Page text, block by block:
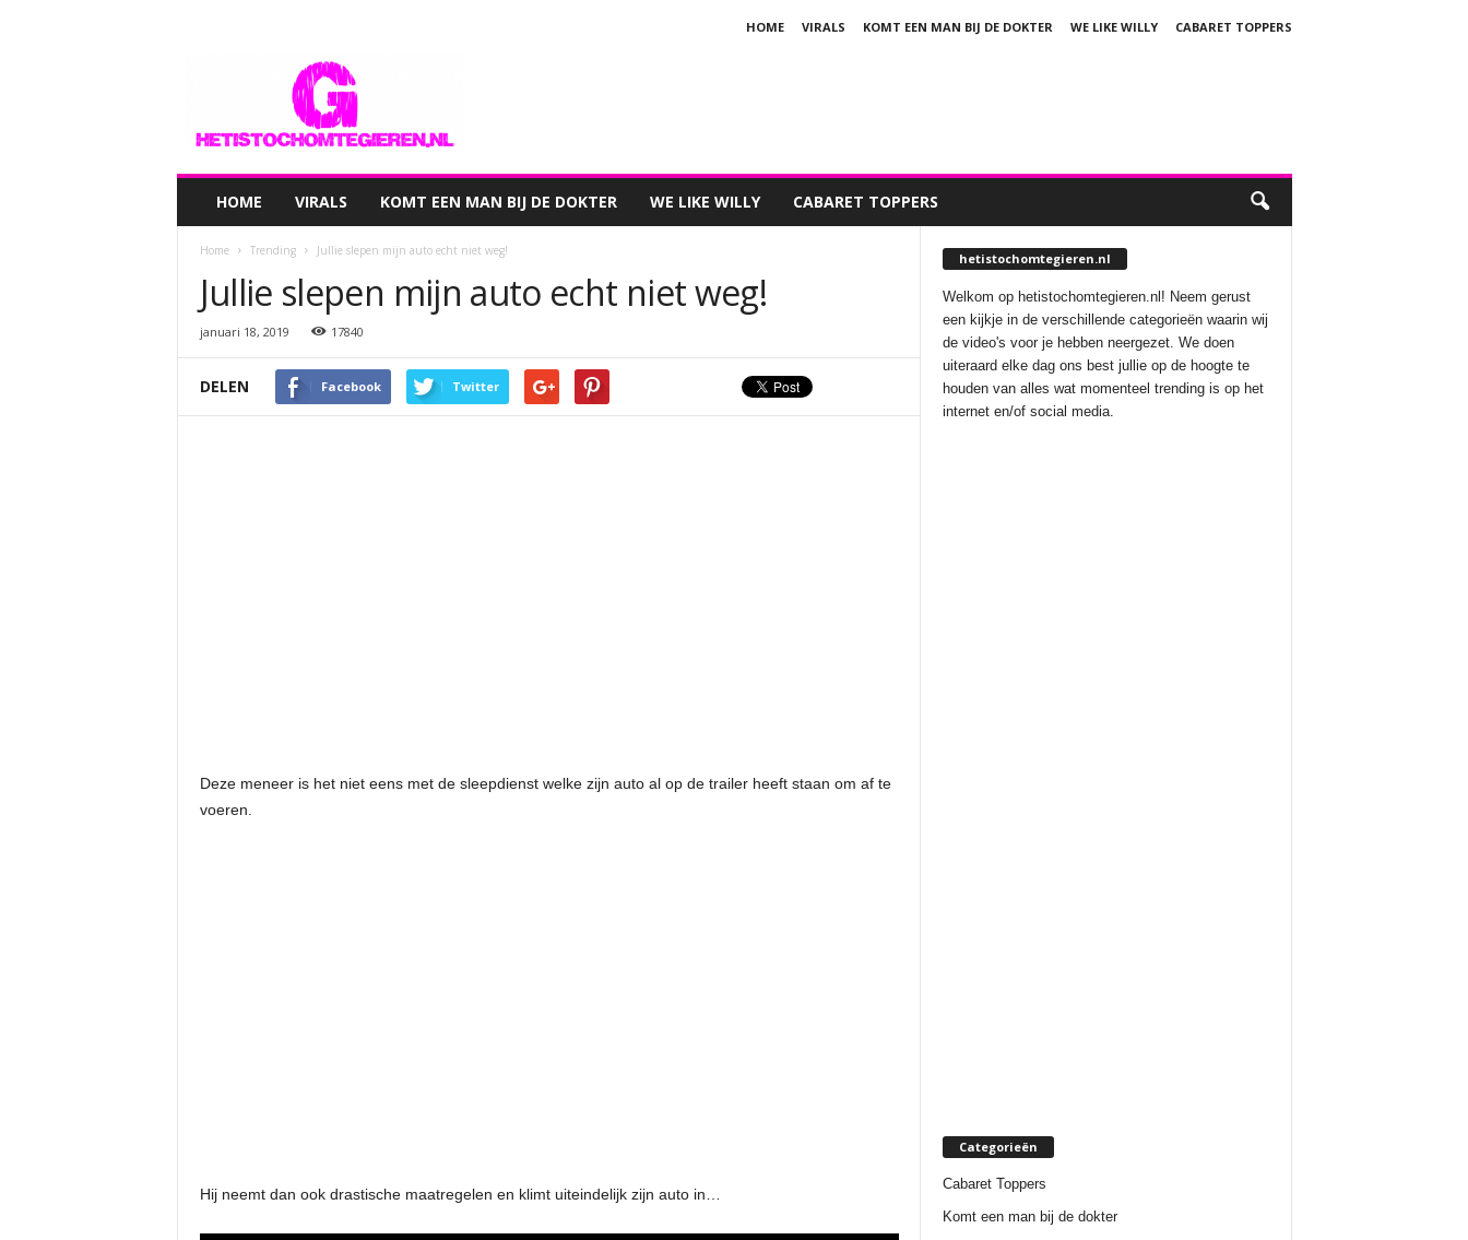
HOME VIRALS KOMT EEN MAN BIJ DE DOKTER WE LIKE WILLY
CABARET TOPPERS
HOME VIRALS KOMT EEN MAN BIJ DE DOKTER WE LIKE WILLY CABARET TOPPERS
Home Trending Jullie slepen mijn auto echt niet weg!
Jullie slepen mijn auto echt niet weg!
januari 18, 2019 17840
DELEN Facebook Twitter
Deze meneer is het niet eens met de sleepdienst welke zijn auto al op de trailer heeft staan om af te
voeren.
Hij neemt dan ook drastische maatregelen en klimt uiteindelijk zijn auto in…
hetistochomtegieren.nl
Welkom op hetistochomtegieren.nl! Neem gerust
een kijkje in de verschillende categorieën waarin wij
de video's voor je hebben neergezet. We doen
uiteraard elke dag ons best jullie op de hoogte te
houden van alles wat momenteel trending is op het
internet en/of social media.
Categorieën
Cabaret Toppers
Komt een man bij de dokter